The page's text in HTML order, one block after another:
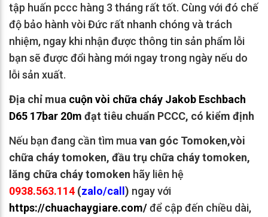
tập huấn pccc hàng 3 tháng rất tốt. Cùng với đó chế
độ bảo hành vòi Đức rất nhanh chóng và trách
nhiệm, ngay khi nhận được thông tin sản phẩm lỗi
bạn sẽ được đổi hàng mới ngay trong ngày nếu do
lỗi sản xuất.
Địa chỉ mua cuộn vòi chữa cháy Jakob Eschbach
D65 17bar 20m đạt tiêu chuẩn PCCC, có kiểm định
Nếu bạn đang cần tìm mua van góc Tomoken,vòi
chữa cháy tomoken, đầu trụ chữa cháy tomoken,
lăng chữa cháy tomoken hãy liên hệ
0938.563.114 (zalo/call) ngay với
https://chuachaygiare.com/để cập đến chiều dài,